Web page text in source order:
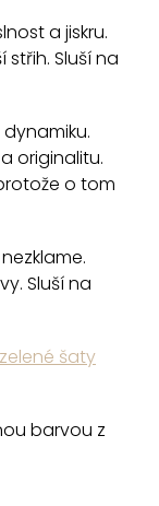
a jiskru.
Sluší na
originalitu.
o tom
Sluší na
šaty
barvou z